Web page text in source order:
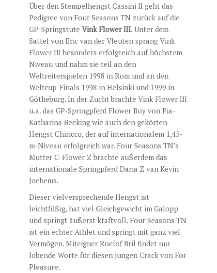
Über den Stempelhengst Cassini II geht das
Pedigree von Four Seasons TN zurück auf die
GP-Springstute Vink Flower III. Unter dem
Sattel von Eric van der Vleuten sprang Vink
Flower III besonders erfolgreich auf höchstem
Niveau und nahm sie teil an den
Weltreiterspielen 1998 in Rom und an den
Weltcup-Finals 1998 in Helsinki und 1999 in
Götheburg. In der Zucht brachte Vink Flower III
u.a. das GP-Springpferd Flower Boy von Pia-
Katharina Beeking wie auch den gekörten
Hengst Chiricco, der auf internationalem 1,45-
m-Niveau erfolgreich war. Four Seasons TN’s
Mutter C-Flower Z brachte außerdem das
internationale Springpferd Daria Z van Kevin
Jochems.
Dieser vielversprechende Hengst ist
leichtfüßig, hat viel Gleichgewicht im Galopp
und springt äußerst ktaftvoll. Four Seasons TN
ist ein echter Athlet und springt mit ganz viel
Vermögen. Miteigner Roelof Bril findet nur
lobende Worte für diesen jungen Crack von For
Pleasure.